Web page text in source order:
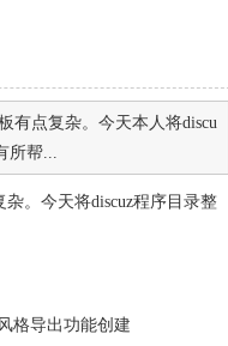
有点复杂。今天本人将discu
所帮...
。今天将discuz程序目录整
格导出功能创建